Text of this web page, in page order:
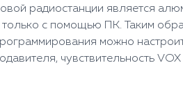
радиостанции является
с помощью ПК. Таким
можно
чувствительность